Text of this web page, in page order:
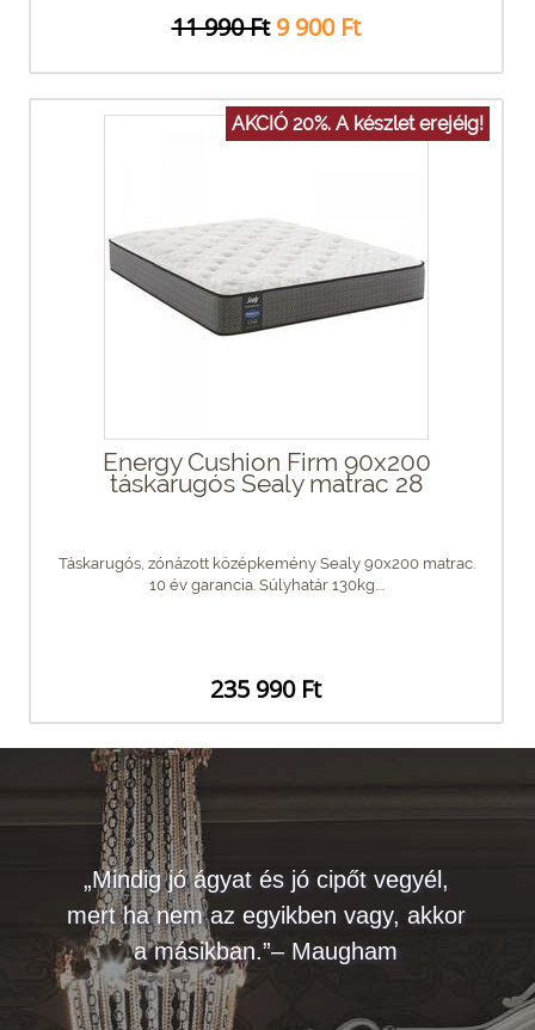
11 990 Ft 9 900 Ft
AKCIÓ 20%. A készlet erejéig!
Energy Cushion Firm 90x200
táskarugós Sealy matrac 28
Táskarugós, zónázott középkemény Sealy 90x200 matrac.
10 év garancia. Súlyhatár 130kg....
235 990 Ft
„Mindig jó ágyat és jó cipőt vegyél,
mert ha nem az egyikben vagy, akkor
a másikban.”– Maugham